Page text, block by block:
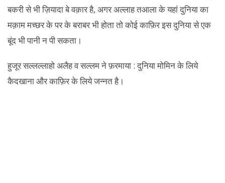
बकरी से भी ज़ियादा बे वक़ार है, अगर अल्लाह तआला के यहां दुनिया का
मक़ाम मच्छर के पर के बराबर भी होता तो कोई काफ़िर इस दुनिया से एक
बूंद भी पानी न पी सकता।
हुजूर सल्लल्लाहो अलैह व सल्लम ने फ़रमाया : दुनिया मोमिन के लिये
कैदखाना और काफ़िर के लिये जन्नत है।